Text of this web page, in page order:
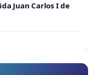
Juan Carlos I de